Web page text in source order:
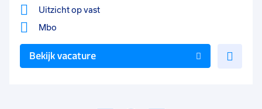
Uitzicht op vast
Mbo
Bekijk vacature